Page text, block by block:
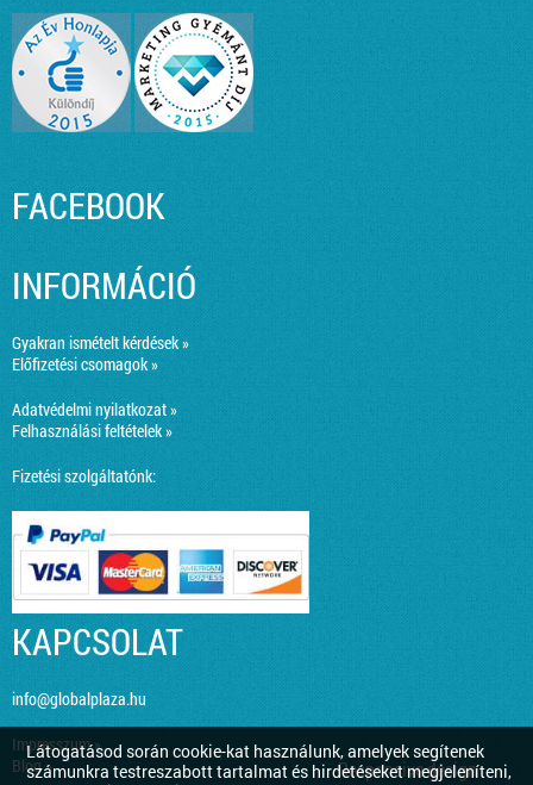
Látogatásod során cookie-kat használunk, amelyek segítenek
számunkra testreszabott tartalmat és hirdetéseket megjeleníteni,
FACEBOOK
INFORMÁCIÓ
Gyakran ismételt kérdések »
Előfizetési csomagok »
Adatvédelmi nyilatkozat »
Felhasználási feltételek »
Fizetési szolgáltatónk:
KAPCSOLAT
info@globalplaza.hu
Impresszum »
Blog »
Responsive design